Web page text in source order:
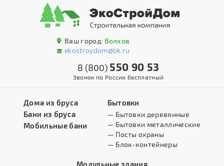
Ваш город: Волхов
ekostroydom@bk.ru
8 (800) 550 90 53
Звонок по России бесплатный
Дома из бруса
Бани из бруса
Мобильные бани
Бытовки
— Бытовки деревянные
— Бытовки металлические
— Посты охраны
— Блок-контейнеры
Модульные здания